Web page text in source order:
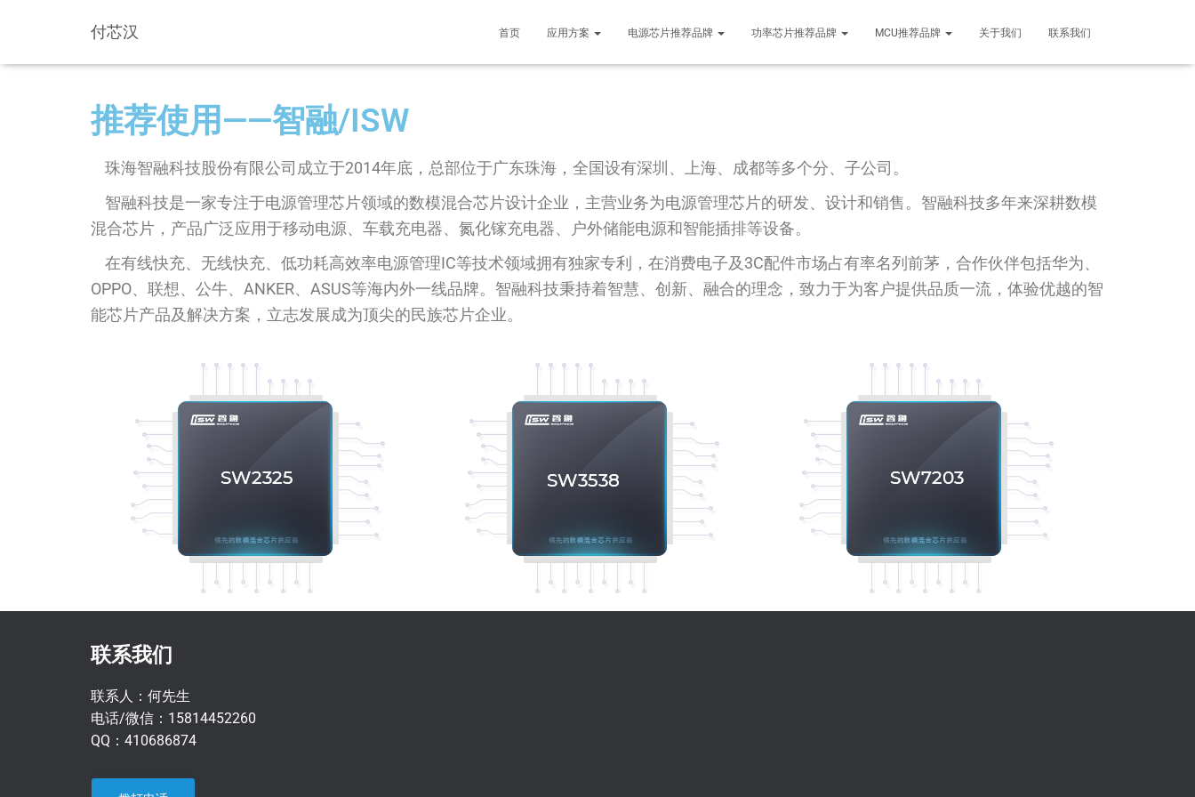
付芯汉 首页 应用方案 电源芯片推荐品牌 功率芯片推荐品牌 MCU推荐品牌 关于我们 联系我们
推荐使用——智融/ISW
珠海智融科技股份有限公司成立于2014年底，总部位于广东珠海，全国设有深圳、上海、成都等多个分、子公司。
智融科技是一家专注于电源管理芯片领域的数模混合芯片设计企业，主营业务为电源管理芯片的研发、设计和销售。智融科技多年来深耕数模
混合芯片，产品广泛应用于移动电源、车载充电器、氮化镓充电器、户外储能电源和智能插排等设备。
在有线快充、无线快充、低功耗高效率电源管理IC等技术领域拥有独家专利，在消费电子及3C配件市场占有率名列前茅，合作伙伴包括华为、
OPPO、联想、公牛、ANKER、ASUS等海内外一线品牌。智融科技秉持着智慧、创新、融合的理念，致力于为客户提供品质一流，体验优越的智
能芯片产品及解决方案，立志发展成为顶尖的民族芯片企业。
联系我们
联系人：何先生
电话/微信：15814452260
QQ：410686874